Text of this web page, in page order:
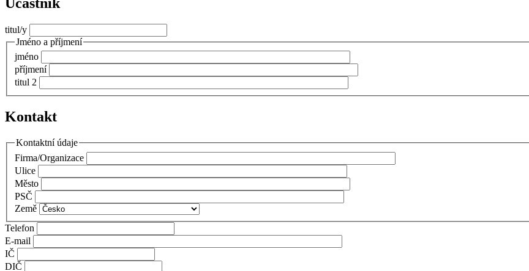
titul/y
Jméno a příjmení
jméno
příjmení
titul 2
Kontakt
Kontaktní údaje
Firma/Organizace
Ulice
Město
PSČ
Země
Telefon
E-mail
IČ
DIČ